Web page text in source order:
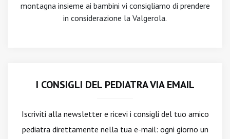
montagna insieme ai bambini vi consigliamo di prendere
in considerazione la Valgerola.
I CONSIGLI DEL PEDIATRA VIA EMAIL
Iscriviti alla newslettere ricevi i consigli del tuo amico
pediatra direttamente nella tua e-mail: ogni giorno un